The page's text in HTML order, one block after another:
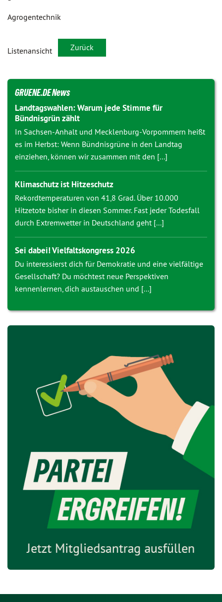
Agrogentechnik
Listenansicht Zurück
GRUENE.DE News
Landtagswahlen: Warum jede Stimme für
Bündnisgrün zählt
In Sachsen-Anhalt und Mecklenburg-Vorpommern heißt
es im Herbst: Wenn Bündnisgrüne in den Landtag
einziehen, können wir zusammen mit den [...]
Klimaschutz ist Hitzeschutz
Rekordtemperaturen von 41,8 Grad. Über 10.000
Hitzetote bisher in diesen Sommer. Fast jeder Todesfall
durch Extremwetter in Deutschland geht [...]
Sei dabei! Vielfaltskongress 2026
Du interessierst dich für Demokratie und eine vielfältige
Gesellschaft? Du möchtest neue Perspektiven
kennenlernen, dich austauschen und [...]